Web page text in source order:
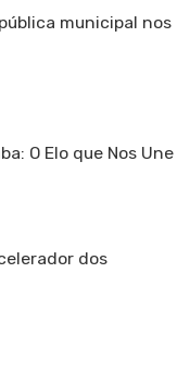
municipal nos
O Elo que Nos Une
dos